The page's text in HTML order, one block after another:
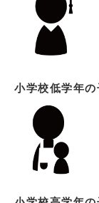
小学校低学年